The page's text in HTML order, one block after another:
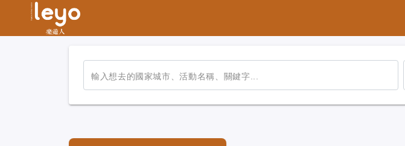
輸入想去的國家城市、活動名稱、關鍵字...